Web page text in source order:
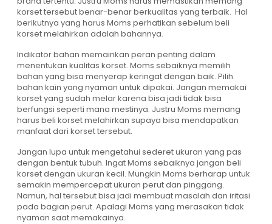
korset tersebut benar-benar berkualitas yang terbaik. Hal
berikutnya yang harus Moms perhatikan sebelum beli
korset melahirkan adalah bahannya.
Indikator bahan memainkan peran penting dalam
menentukan kualitas korset. Moms sebaiknya memilih
bahan yang bisa menyerap keringat dengan baik. Pilih
bahan kain yang nyaman untuk dipakai. Jangan memakai
korset yang sudah melar karena bisa jadi tidak bisa
berfungsi seperti mana mestinya. Justru Moms memang
harus beli korset melahirkan supaya bisa mendapatkan
manfaat dari korset tersebut.
Jangan lupa untuk mengetahui sederet ukuran yang pas
dengan bentuk tubuh. Ingat Moms sebaiknya jangan beli
korset dengan ukuran kecil. Mungkin Moms berharap untuk
semakin mempercepat ukuran perut dan pinggang.
Namun, hal tersebut bisa jadi membuat masalah dan iritasi
pada bagian perut. Apalagi Moms yang merasakan tidak
nyaman saat memakainya.